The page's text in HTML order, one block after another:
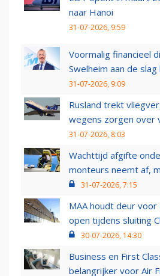
naar Hanoi
31-07-2026, 9:59
Voormalig financieel
Swelheim aan de slag
31-07-2026, 9:09
Rusland trekt
wegens zorgen over
31-07-2026, 8:03
Wachttijd afgifte
monteurs neemt af,
31-07-2026, 7:15
MAA houdt deur voor
open tijdens sluiting
30-07-2026, 14:30
Business en First
belangrijker voor Air